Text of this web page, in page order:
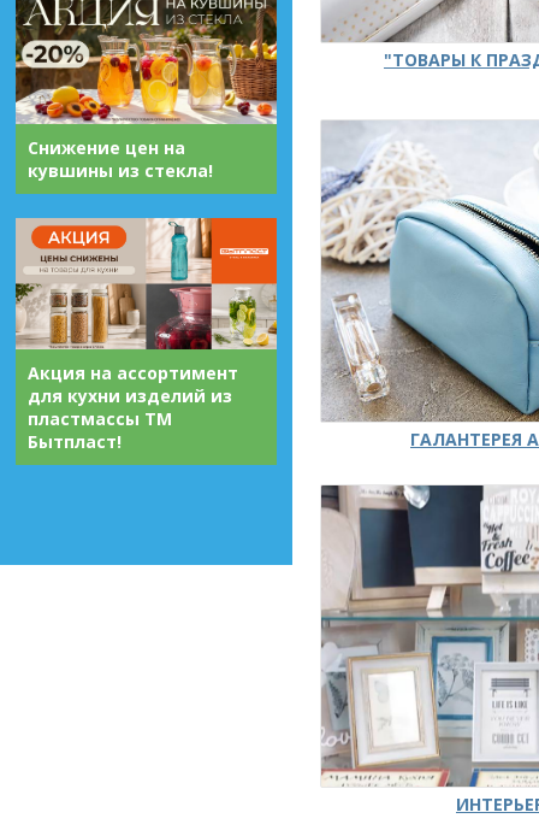
Снижение цен на
кувшины из стекла!
Акция на ассортимент
для кухни изделий из
пластмассы ТМ
Бытпласт!
"ТОВАРЫ К
ГАЛАНТЕРЕЯ